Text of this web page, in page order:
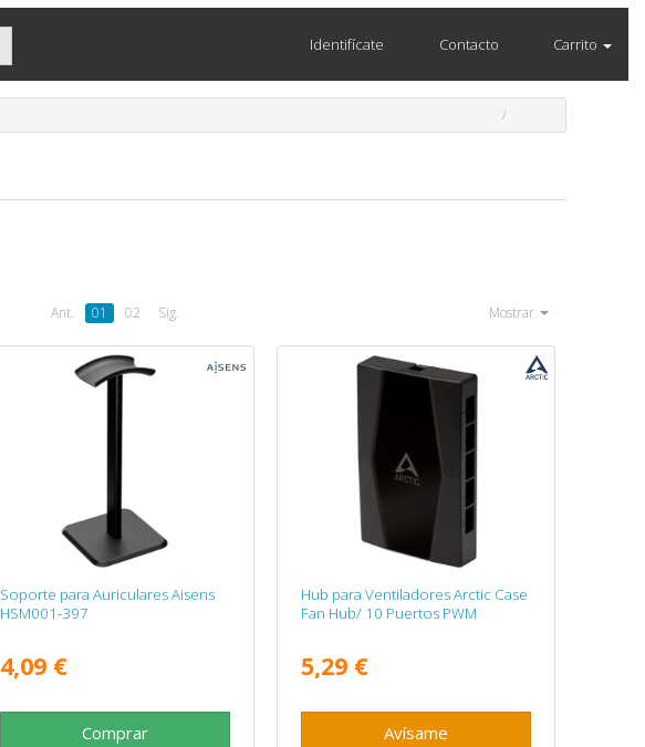
Identifícate Contacto Carrito
Ant. 01 02 Sig. Mostrar
Soporte para Auriculares Aisens
HSM001-397
4,09 €
Comprar
Hub para Ventiladores Arctic Case
Fan Hub/ 10 Puertos PWM
5,29 €
Avísame